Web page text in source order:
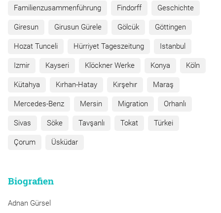
Familienzusammenführung Findorff Geschichte
Giresun Girusun Gürele Gölcük Göttingen
Hozat Tunceli Hürriyet Tageszeitung Istanbul
Izmir Kayseri Klöckner Werke Konya Köln
Kütahya Kırhan-Hatay Kırşehır Maraş
Mercedes-Benz Mersin Migration Orhanlı
Sivas Söke Tavşanlı Tokat Türkei
Çorum Üsküdar
Biografien
Adnan Gürsel